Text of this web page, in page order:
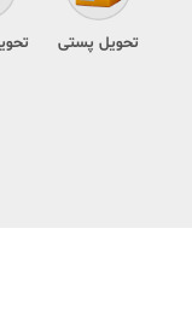
تحویل پستی